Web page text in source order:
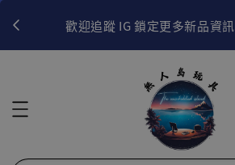
歡迎追蹤 IG 鎖定更多新品資訊